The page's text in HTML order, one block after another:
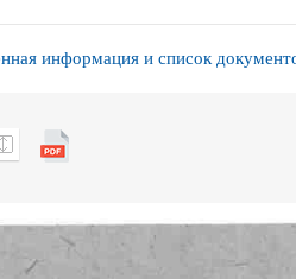
информация и список